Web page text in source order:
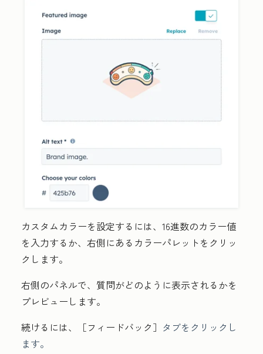
カスタムカラーを設定するには、 16進数のカラー値
を入力するか、右側にある カラーパレットをクリッ
クします。
右側のパネルで、質問がどのように表示されるかを
プレビューします。
続けるには、［フィードバック］ タブをクリックし
ます。